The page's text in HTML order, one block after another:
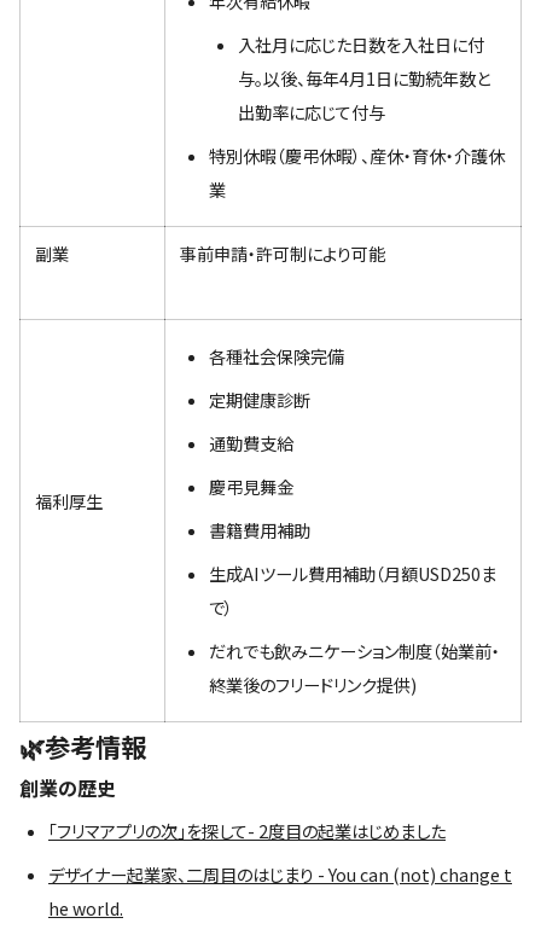
入社月に応じた日数を入社日に付
与。以後、毎年4月1日に勤続年数と
出勤率に応じて付与
特別休暇（慶弔休暇）、産休・育休・介護休
業
副業 事前申請・許可制により可能
福利厚生
各種社会保険完備
定期健康診断
通勤費支給
慶弔見舞金
書籍費用補助
生成AIツール費用補助（月額USD250ま
で）
だれでも飲みニケーション制度（始業前・
終業後のフリードリンク提供)
🌿参考情報
創業の歴史
「フリマアプリの次」を探して- 2度目の起業はじめました
デザイナー起業家、二周目のはじまり - You can (not) change t
he world.